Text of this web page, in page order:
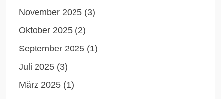
November 2025 (3)
Oktober 2025 (2)
September 2025 (1)
Juli 2025 (3)
März 2025 (1)